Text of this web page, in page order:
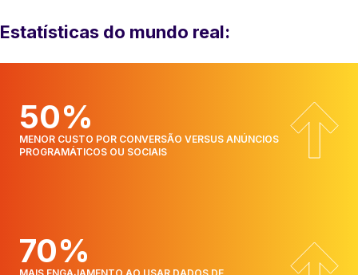
Estatísticas do mundo real:
50%
MENOR CUSTO POR CONVERSÃO VERSUS ANÚNCIOS
PROGRAMÁTICOS OU SOCIAIS
70%